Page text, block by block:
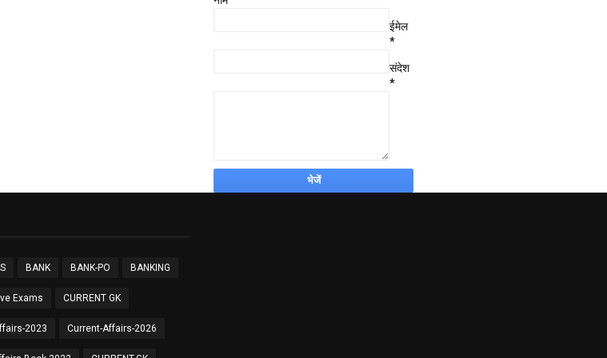
ईमेल
*
संदेश
*
BANK BANK-PO BANKING
Exams CURRENT GK
2023 Current-Affairs-2026